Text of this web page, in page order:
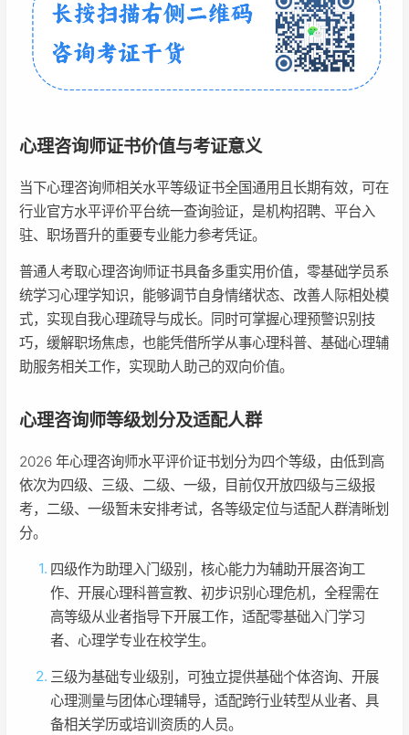
心理咨询师证书价值与考证意义
当下心理咨询师相关水平等级证书全国通用且长期有效，可在
行业官方水平评价平台统一查询验证，是机构招聘、平台入
驻、职场晋升的重要专业能力参考凭证。
普通人考取心理咨询师证书具备多重实用价值，零基础学员系
统学习心理学知识，能够调节自身情绪状态、改善人际相处模
式，实现自我心理疏导与成长。同时可掌握心理预警识别技
巧，缓解职场焦虑，也能凭借所学从事心理科普、基础心理辅
助服务相关工作，实现助人助己的双向价值。
心理咨询师等级划分及适配人群
2026 年心理咨询师水平评价证书划分为四个等级，由低到高
依次为四级、三级、二级、一级，目前仅开放四级与三级报
考，二级、一级暂未安排考试，各等级定位与适配人群清晰划
分。
四级作为助理入门级别，核心能力为辅助开展咨询工
作、开展心理科普宣教、初步识别心理危机，全程需在
高等级从业者指导下开展工作，适配零基础入门学习
者、心理学专业在校学生。
三级为基础专业级别，可独立提供基础个体咨询、开展
心理测量与团体心理辅导，适配跨行业转型从业者、具
备相关学历或培训资质的人员。